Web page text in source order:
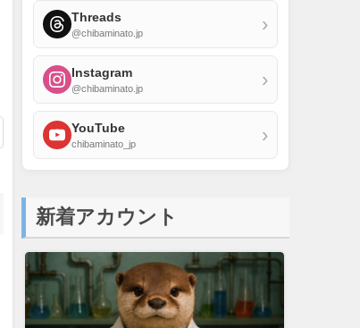
Threads
@chibaminato.jp ›
Instagram
@chibaminato.jp ›
YouTube
chibaminato_jp ›
新着アカウント